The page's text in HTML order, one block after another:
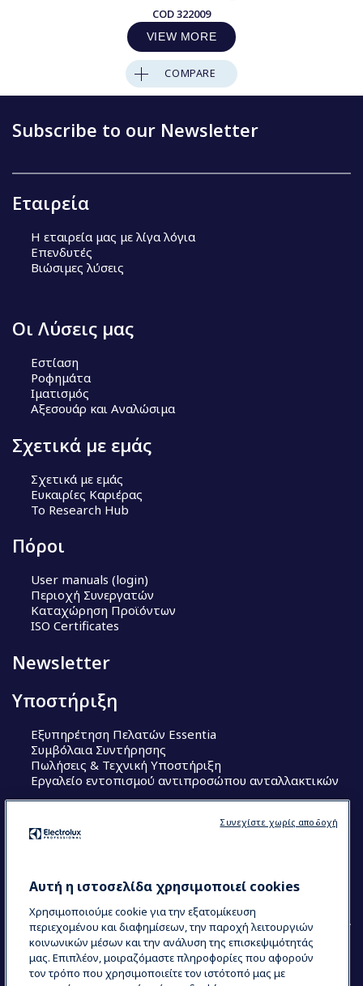
COD322009
VIEW MORE
COMPARE
Subscribe to our Newsletter
Εταιρεία
Η εταιρεία μας με λίγα λόγια
Επενδυτές
Βιώσιμες λύσεις
Οι Λύσεις μας
Εστίαση
Ροφημάτα
Ιματισμός
Αξεσουάρ και Αναλώσιμα
Σχετικά με εμάς
Σχετικά με εμάς
Ευκαιρίες Καριέρας
Το Research Hub
Πόροι
User manuals (login)
Περιοχή Συνεργατών
Καταχώρηση Προϊόντων
ISO Certificates
Newsletter
Υποστήριξη
Εξυπηρέτηση Πελατών Essentia
Συμβόλαια Συντήρησης
Πωλήσεις & Τεχνική Υποστήριξη
Εργαλείο εντοπισμού αντιπροσώπου ανταλλακτικών
Electrolux Professional Ακαδημία Chef
COUNTRY AND LANGUAGE
Αυτή η ιστοσελίδα χρησιμοποιεί cookies
Χρησιμοποιούμε cookie για την εξατομίκευση
περιεχομένου και διαφημίσεων, την παροχή λειτουργιών
κοινωνικών μέσων και την ανάλυση της επισκεψιμότητάς
μας. Επιπλέον, μοιραζόμαστε πληροφορίες που αφορούν
τον τρόπο που χρησιμοποιείτε τον ιστότοπό μας με
Συνεχίστε χωρίς αποδοχή